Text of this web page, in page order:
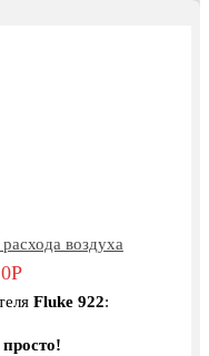
воздуха
Р
Fluke 922: